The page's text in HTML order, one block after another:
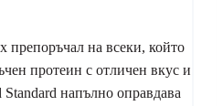
препоръчал на всеки, който
протеин с отличен вкус и
Standard напълно оправдава